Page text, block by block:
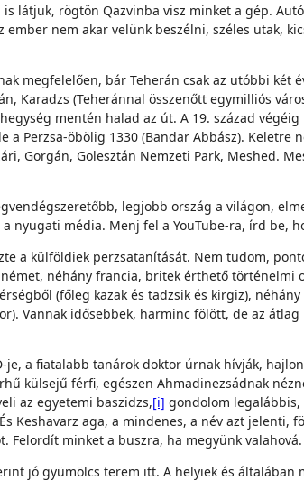
látjuk, rögtön Qazvinba visz minket a gép.
nem akar velünk beszélni, széles utak,
megfelelően, bár Teherán csak az utóbbi két
Karadzs (Teheránnal összenőtt egymilliós
mentén halad az út. A 19. század
Perzsa-öbölig 1330 (Bandar Abbász). Keletre
Gorgán, Golesztán Nemzeti Park, Meshed.
legjobb ország a világon,
média. Menj fel a YouTube-ra, írd be,
a külföldiek perzsatanítását. Nem tudom,
néhány francia, britek érthető történelmi
(főleg kazak és tadzsik és kirgiz),
Vannak idősebbek, harminc fölött, de az
a fiatalabb tanárok doktor úrnak hívják,
külsejű férfi, egészen Ahmadinezsádnak
az egyetemi baszidzs,[i] gondolom legalábbis,
Keshavarz aga, a mindenes, a név azt jelenti,
minket a buszra, ha megyünk valahová.
jó gyümölcs terem itt. A helyiek és